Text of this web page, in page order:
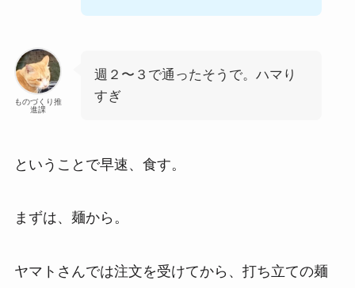
ものづくり推
進課
週２〜３で通ったそうで。ハマり
すぎ
ということで早速、食す。
まずは、麺から。
ヤマトさんでは注文を受けてから、打ち立ての麺